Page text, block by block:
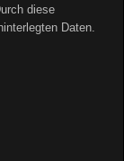
diese
Daten.